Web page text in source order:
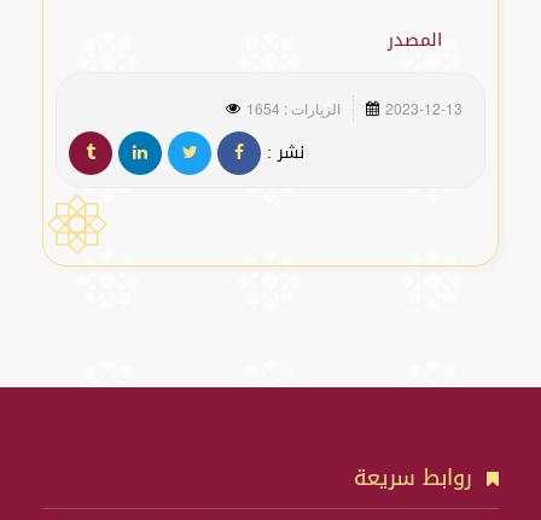
المصدر
2023-12-13 الزيارات : 1654
نشر :
روابط سريعة